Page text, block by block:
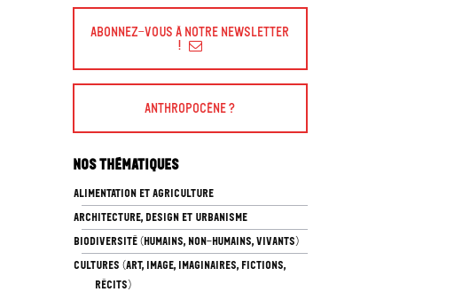
Abonnez-vous à Notre Newsletter
!
Anthropocène ?
Nos thématiques
ALIMENTATION ET AGRICULTURE
ARCHITECTURE, DESIGN ET URBANISME
BIODIVERSITÉ (HUMAINS, NON-HUMAINS, VIVANTS)
CULTURES (ART, IMAGE, IMAGINAIRES, FICTIONS,
RÉCITS)